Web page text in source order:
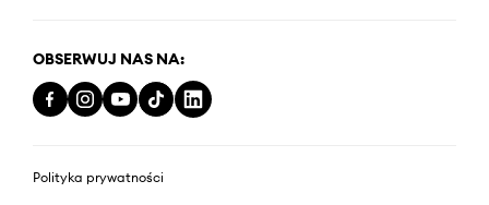
OBSERWUJ NAS NA:
Polityka prywatności